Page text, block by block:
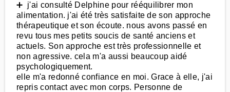
➕ j'ai consulté Delphine pour rééquilibrer mon
alimentation. j'ai été très satisfaite de son approche
thérapeutique et son écoute. nous avons passé en
revu tous mes petits soucis de santé anciens et
actuels. Son approche est très professionnelle et
non agressive. cela m'a aussi beaucoup aidé
psychologiquement.
elle m'a redonné confiance en moi. Grace à elle, j'ai
repris contact avec mon corps. Personne de